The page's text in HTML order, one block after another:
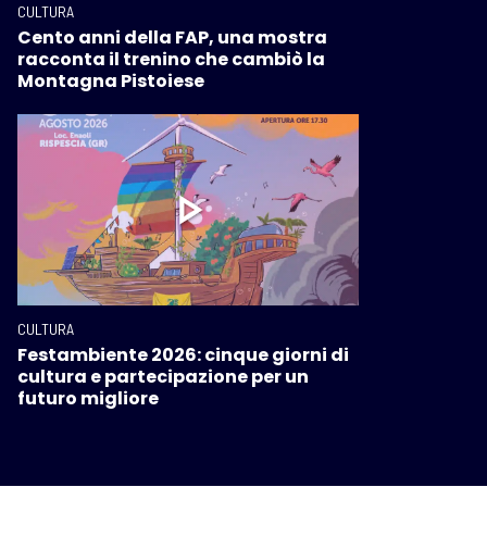
CULTURA
Cento anni della FAP, una mostra
racconta il trenino che cambiò la
Montagna Pistoiese
CULTURA
Festambiente 2026: cinque giorni di
cultura e partecipazione per un
futuro migliore